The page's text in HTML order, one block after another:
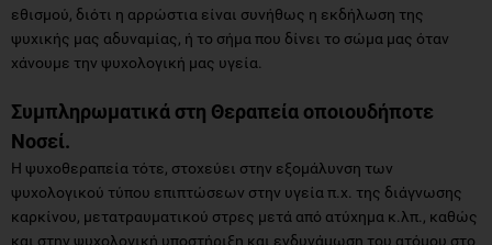
εθισμού, διότι η αρρώστια είναι συνήθως η εκδήλωση της
ψυχικής μας αδυναμίας, ή το σήμα που δίνει το σώμα μας όταν
χάνουμε την ψυχολογική μας υγεία.
Συμπληρωματικά στη Θεραπεία οποιουδήποτε
Νοσεί.
Η ψυχοθεραπεία τότε, στοχεύει στην εξομάλυνση των
ψυχολογικού τύπου επιπτώσεων στην υγεία π.χ. της διάγνωσης
καρκίνου, μετατραυματικού στρες μετά από ατύχημα κ.λπ., καθώς
και στην ψυχολογική υποστήριξη και ενδυνάμωση του ατόμου στο